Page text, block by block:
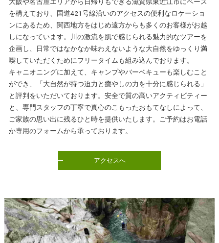
大阪や名古屋エリアから日帰りもできる滋賀県東近江市にベース
を構えており、国道421号線沿いのアクセスの便利なロケーショ
ンにあるため、関西地方をはじめ遠方からも多くのお客様がお越
しになっています。川の激流を肌で感じられる魅力的なツアーを
企画し、日常ではなかなか味わえないような大自然をゆっくり満
喫していただくためにフリータイムも組み込んでおります。
キャニオニングに加えて、キャンプやバーベキューも楽しむこと
ができ、「大自然が持つ迫力と癒やしの力を十分に感じられる」
と評判をいただいております。安全で質の高いアクティビティー
と、専門スタッフの丁寧で真心のこもったおもてなしによって、
ご家族の思い出に残るひと時を提供いたします。ご予約はお電話
か専用のフォームから承っております。
アクセスへ